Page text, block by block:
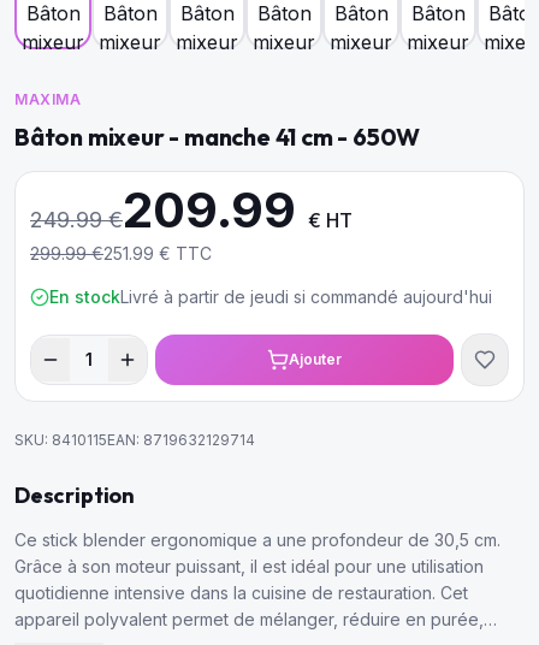
MAXIMA
Bâton mixeur - manche 41 cm - 650W
249.99€209.99 € HT
299.99€251.99 € TTC
En stockLivré à partir de jeudi si commandé aujourd'hui
1 Ajouter
SKU: 8410115EAN: 8719632129714
Description
Ce stick blender ergonomique a une profondeur de 30,5 cm.
Grâce à son moteur puissant, il est idéal pour une utilisation
quotidienne intensive dans la cuisine de restauration. Cet
appareil polyvalent permet de mélanger, réduire en purée,